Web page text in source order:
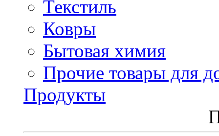
Текстиль
Ковры
Бытовая химия
Прочие товары для
Продукты